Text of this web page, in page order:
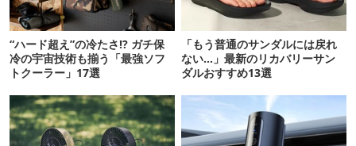
“ハード超え”の冷たさ!? ガチ保
冷の宇宙技術も揃う「最強ソフ
トクーラー」17選
「もう普通のサンダルには戻れ
ない…」最新のリカバリーサン
ダルおすすめ13選